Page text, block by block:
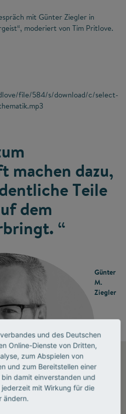
mit Günter Ziegler in
moderiert von Tim Pritlove.
file/584/s/download/c/select-
machen dazu,
Teile
dem
“
©
Günter
M.
Ziegler
Podcast des
und des Deutschen
Online-Dienste von Dritten,
zum Abspielen von
und zum Bereitstellen einer
damit einverstanden und
mit Wirkung für die
ändern.